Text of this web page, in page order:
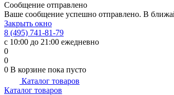
Сообщение отправлено
Ваше сообщение успешно отправлено. В
Закрыть окно
8 (495) 741-81-79
с 10:00 до 21:00 ежедневно
0
0
0 В корзине пока пусто
Каталог товаров
Каталог товаров